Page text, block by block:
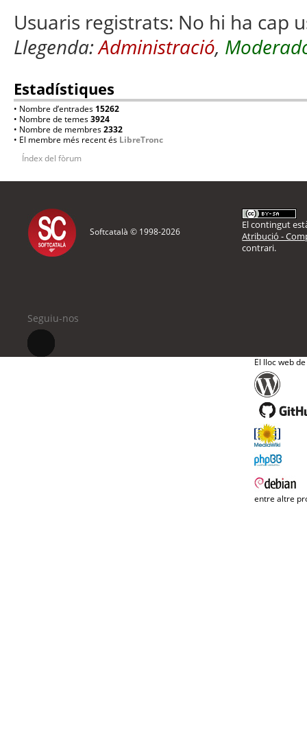
Usuaris registrats: No hi ha cap
Llegenda:Administració,
Estadístiques
• Nombre d’entrades 15262
• Nombre de temes3924
• Nombre de membres2332
• El membre més recent és LibreTronc
Índex del fòrum
Softcatalà © 1998-2026
El contingut
Atribució -
contrari.
Seguiu-nos
El lloc web
entre altre